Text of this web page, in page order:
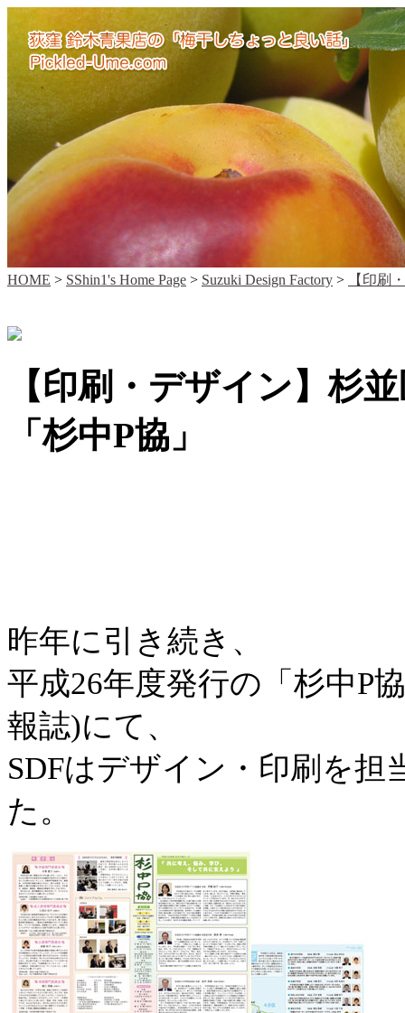
HOME > SShin1's Home Page > Suzuki Design Factory > 【印刷
【印刷・デザイン】杉
「杉中P協」
昨年に引き続き、
平成26年度発行の「杉中P
報誌)にて、
SDFはデザイン・印刷を
た。